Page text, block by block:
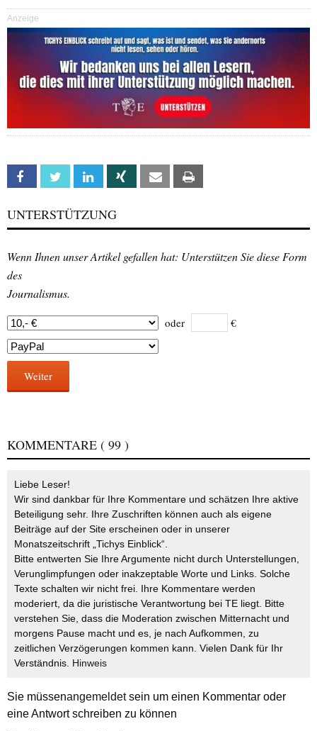
Anzeige
Facebook Twitter Linkedin Xing Email
UNTERSTÜTZUNG
Wenn Ihnen unser Artikel gefallen hat: Unterstützen Sie diese Form
des
Journalismus.
oder €
Weiter
KOMMENTARE ( 99 )
Liebe Leser!
Wir sind dankbar für Ihre Kommentare und schätzen Ihre aktive
Beteiligung sehr. Ihre Zuschriften können auch als eigene
Beiträge auf der Site erscheinen oder in unserer
Monatszeitschrift „Tichys Einblick“.
Bitte entwerten Sie Ihre Argumente nicht durch Unterstellungen,
Verunglimpfungen oder inakzeptable Worte und Links. Solche
Texte schalten wir nicht frei. Ihre Kommentare werden
moderiert, da die juristische Verantwortung bei TE liegt. Bitte
verstehen Sie, dass die Moderation zwischen Mitternacht und
morgens Pause macht und es, je nach Aufkommen, zu
zeitlichen Verzögerungen kommen kann. Vielen Dank für Ihr
Verständnis. Hinweis
Sie müssenangemeldetsein um einen Kommentar oder
eine Antwort schreiben zu können